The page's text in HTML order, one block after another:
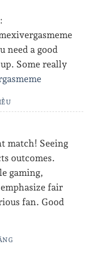
need a good
Some really
match! Seeing
outcomes.
gaming,
emphasize fair
fan. Good